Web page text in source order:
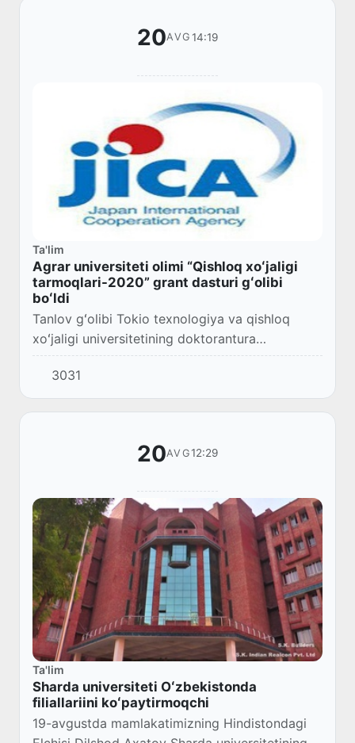
20AVG 14:19
Ta'lim
Agrar universiteti olimi “Qishloq xoʻjaligi
tarmoqlari-2020” grant dasturi gʻolibi
boʻldi
Tanlov gʻolibi Tokio texnologiya va qishloq
xoʻjaligi universitetining doktorantura
bosqichida grant asosida 3 yil tahsil olish
huquqini qoʻlga kiritdi.
3031
20AVG12:29
Ta'lim
Sharda universiteti Oʻzbekistonda
filiallariini koʻpaytirmoqchi
19-avgustda mamlakatimizning Hindistondagi